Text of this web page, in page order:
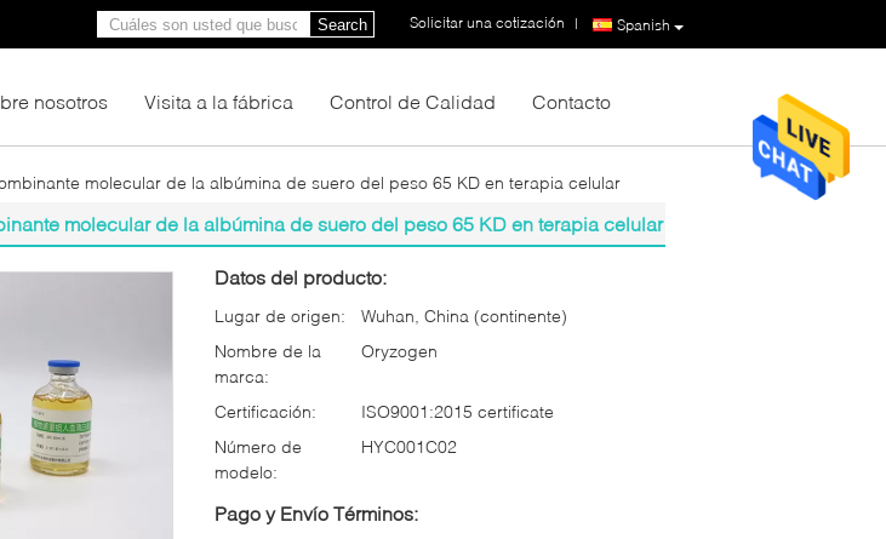
Spanish
Solicitar una cotización |
Search
nosotros Visita a la fábrica Control de Calidad Contacto
molecular de la albúmina de suero del peso 65 KD en terapia celular
molecular de la albúmina de suero del peso 65 KD en terapia celular
Datos del producto:
Lugar de origen:
Wuhan, China (continente)
Nombre de la
marca:
Oryzogen
Certificación:
ISO9001:2015 certificate
Número de
modelo:
HYC001C02
Pago y Envío Términos: